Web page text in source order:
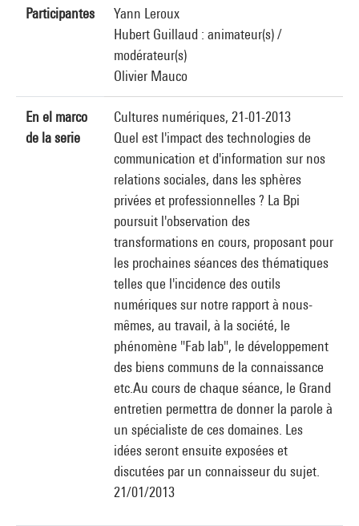
Participantes
Yann Leroux
Hubert Guillaud : animateur(s) /
modérateur(s)
Olivier Mauco
En el marco
de la serie
Cultures numériques, 21-01-2013
Quel est l'impact des technologies de
communication et d'information sur nos
relations sociales, dans les sphères
privées et professionnelles ? La Bpi
poursuit l'observation des
transformations en cours, proposant pour
les prochaines séances des thématiques
telles que l'incidence des outils
numériques sur notre rapport à nous-
mêmes, au travail, à la société, le
phénomène "Fab lab", le développement
des biens communs de la connaissance
etc.Au cours de chaque séance, le Grand
entretien permettra de donner la parole à
un spécialiste de ces domaines. Les
idées seront ensuite exposées et
discutées par un connaisseur du sujet.
21/01/2013